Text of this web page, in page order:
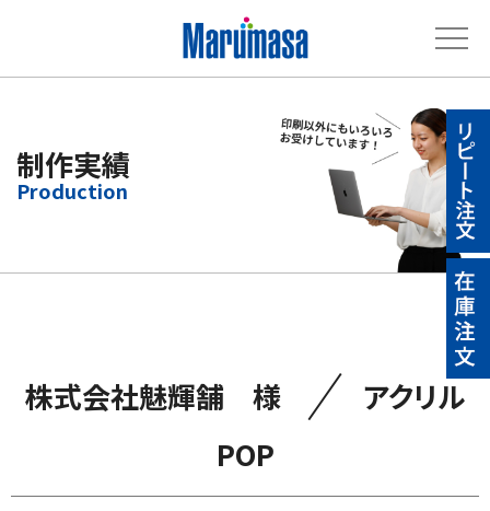
制作実績
株式会社魅輝舗 様 ／ アクリル
POP